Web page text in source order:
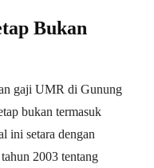
Bukan
gaji UMR di Gunung
bukan termasuk
ini setara dengan
2003 tentang